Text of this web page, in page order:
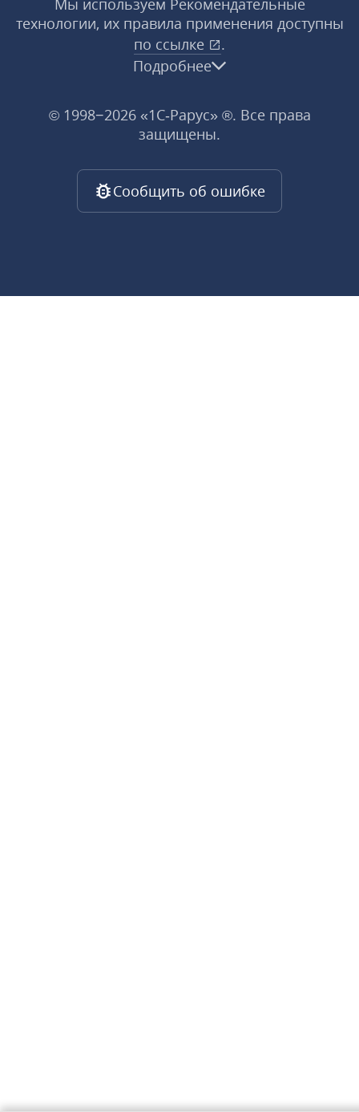
Мы используем Рекомендательные
технологии, их правила применения доступны
по ссылке
.
Подробнее
© 1998−2026 «1С‑Рарус» ®. Все права
защищены.
Сообщить об ошибке